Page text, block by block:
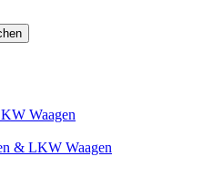
Waagen
& LKW Waagen